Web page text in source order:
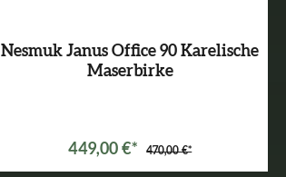
Nesmuk Janus Office 90 Karelische
Maserbirke
449,00 €* 470,00 €*